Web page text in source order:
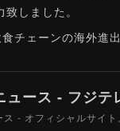
しました。
チェーンの海外進
ュース - フジテ
- オフィシャルサイ